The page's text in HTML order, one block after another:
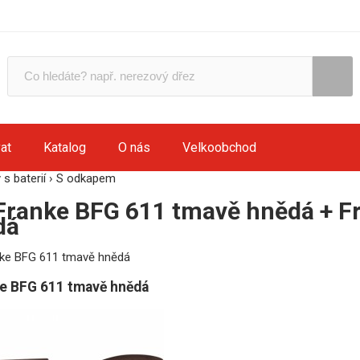
Katalog O nás Velkoobchod
s baterií › S odkapem
BFG 611 tmavě hnědá +
BFG 611 tmavě hnědá